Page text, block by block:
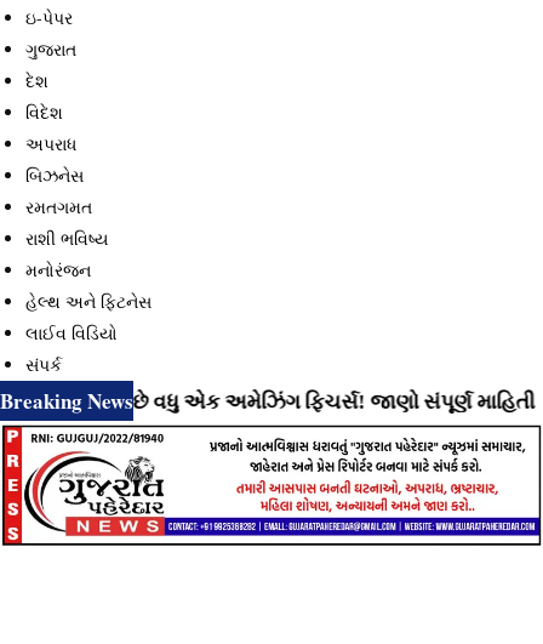
ઇ-પેપર
ગુજરાત
દેશ
વિદેશ
અપરાધ
બિઝનેસ
રમતગમત
રાશી ભવિષ્ય
મનોરંજન
હેલ્થ અને ફિટનેસ
લાઈવ વિડિયો
સંપર્ક
Breaking News
રહ્યું છે વધુ એક અમેઝિંગ ફિચર્સ! જાણો સંપૂર્ણ માહિતી ⇝